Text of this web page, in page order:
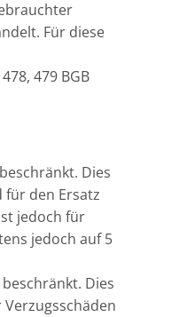
Für diese
479 BGB
Dies
für den Ersatz
jedoch für
jedoch auf 5
Dies